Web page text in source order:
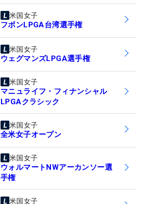
米国女子
フボンLPGA台湾選手権
米国女子
ウェグマンズLPGA選手権
米国女子
マニュライフ・フィナンシャル
LPGAクラシック
米国女子
全米女子オープン
米国女子
ウォルマートNWアーカンソー選
手権
米国女子